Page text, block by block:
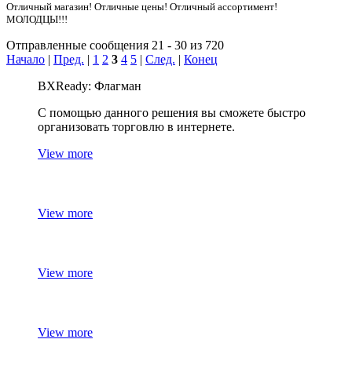
Отличный магазин! Отличные цены! Отличный ассортимент!
МОЛОДЦЫ!!!
Отправленные сообщения 21 - 30 из 720
Начало | Пред. | 1 2 3 4 5 | След. | Конец
BXReady: Флагман
С помощью данного решения вы сможете быстро
организовать торговлю в интернете.
View more
View more
View more
View more